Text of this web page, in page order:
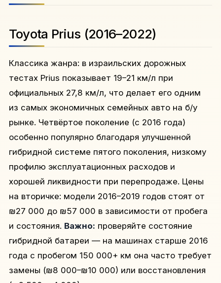
Toyota Prius (2016–2022)
Классика жанра: в израильских дорожных
тестах Prius показывает 19–21 км/л при
официальных 27,8 км/л, что делает его одним
из самых экономичных семейных авто на б/у
рынке. Четвёртое поколение (с 2016 года)
особенно популярно благодаря улучшенной
гибридной системе пятого поколения, низкому
профилю эксплуатационных расходов и
хорошей ликвидности при перепродаже. Цены
на вторичке: модели 2016–2019 годов стоят от
₪27 000 до ₪57 000 в зависимости от пробега
и состояния. Важно: проверяйте состояние
гибридной батареи — на машинах старше 2016
года с пробегом 150 000+ км она часто требует
замены (₪8 000–₪10 000) или восстановления